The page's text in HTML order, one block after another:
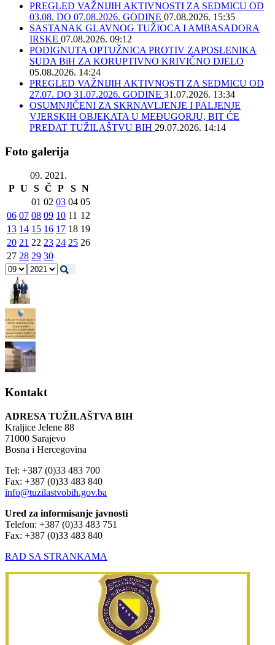
PREGLED VAŽNIJIH AKTIVNOSTI ZA SEDMICU OD
03.08. DO 07.08.2026. GODINE 07.08.2026. 15:35
SASTANAK GLAVNOG TUŽIOCA I AMBASADORA
IRSKE 07.08.2026. 09:12
PODIGNUTA OPTUŽNICA PROTIV ZAPOSLENIKA
SUDA BiH ZA KORUPTIVNO KRIVIČNO DJELO
05.08.2026. 14:24
PREGLED VAŽNIJIH AKTIVNOSTI ZA SEDMICU OD
27.07. DO 31.07.2026. GODINE 31.07.2026. 13:34
OSUMNJIČENI ZA SKRNAVLJENJE I PALJENJE
VJERSKIH OBJEKATA U MEĐUGORJU, BIT ĆE
PREDAT TUŽILAŠTVU BIH 29.07.2026. 14:14
Foto galerija
09. 2021.
P U S Č P S N
01 02 03 04 05
06 07 08 09 10 11 12
13 14 15 16 17 18 19
20 21 22 23 24 25 26
27 28 29 30
Kontakt
ADRESA TUŽILAŠTVA BIH
Kraljice Jelene 88
71000 Sarajevo
Bosna i Hercegovina
Tel: +387 (0)33 483 700
Fax: +387 (0)33 483 840
info@tuzilastvobih.gov.ba
Ured za informisanje javnosti
Telefon: +387 (0)33 483 751
Fax: +387 (0)33 483 840
RAD SA STRANKAMA